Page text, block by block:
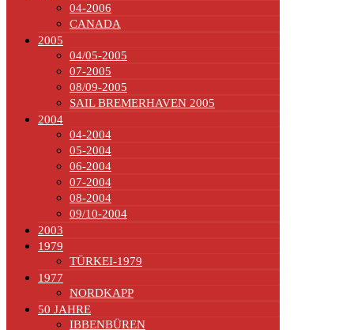
04-2006
CANADA
2005
04/05-2005
07-2005
08/09-2005
SAIL BREMERHAVEN 2005
2004
04-2004
05-2004
06-2004
07-2004
08-2004
09/10-2004
2003
1979
TÜRKEI-1979
1977
NORDKAPP
50 JAHRE
IBBENBÜREN